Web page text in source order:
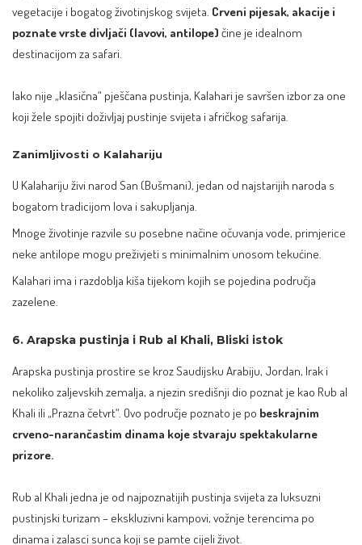
vegetacije i bogatog životinjskog svijeta. Crveni pijesak, akacije i
poznate vrste divljači (lavovi, antilope) čine je idealnom
destinacijom za safari.
Iako nije „klasična“ pješčana pustinja, Kalahari je savršen izbor za one
koji žele spojiti doživljaj pustinje svijeta i afričkog safarija.
Zanimljivosti o Kalahariju
U Kalahariju živi narod San (Bušmani), jedan od najstarijih naroda s
bogatom tradicijom lova i sakupljanja.
Mnoge životinje razvile su posebne načine očuvanja vode, primjerice
neke antilope mogu preživjeti s minimalnim unosom tekućine.
Kalahari ima i razdoblja kiša tijekom kojih se pojedina područja
zazelene.
6. Arapska pustinja i Rub al Khali, Bliski istok
Arapska pustinja prostire se kroz Saudijsku Arabiju, Jordan, Irak i
nekoliko zaljevskih zemalja, a njezin središnji dio poznat je kao Rub al
Khali ili „Prazna četvrt“. Ovo područje poznato je po beskrajnim
crveno-narančastim dinama koje stvaraju spektakularne
prizore.
Rub al Khali jedna je od najpoznatijih pustinja svijeta za luksuzni
pustinjski turizam – ekskluzivni kampovi, vožnje terencima po
dinama i zalasci sunca koji se pamte cijeli život.